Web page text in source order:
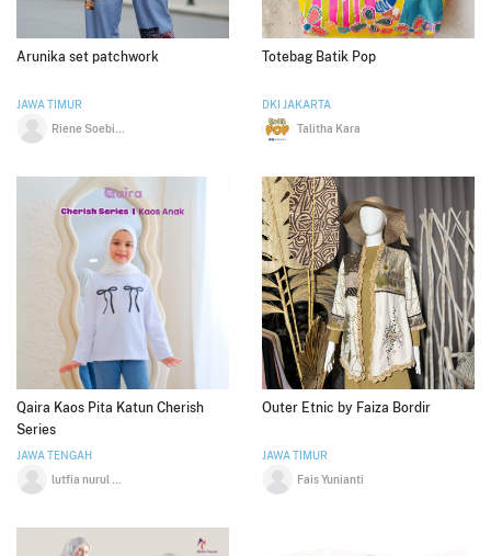
Arunika set patchwork
JAWA TIMUR
Totebag Batik Pop
DKI JAKARTA
Talitha Kara
Qaira Kaos Pita Katun Cherish
Series
JAWA TENGAH
Outer Etnic by Faiza Bordir
JAWA TIMUR
Fais Yunianti